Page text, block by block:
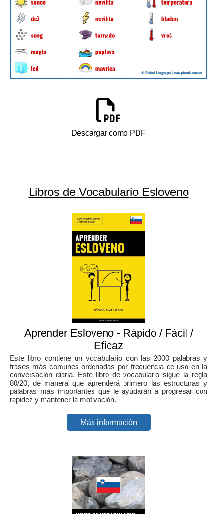
Descargar como PDF
Libros de Vocabulario Esloveno
Aprender Esloveno - Rápido / Fácil /
Eficaz
Este libro contiene un vocabulario con las 2000 palabras y
frases más comunes ordenadas por frecuencia de uso en la
conversación diaria. Este libro de vocabulario sigue la regla
80/20, de manera que aprenderá primero las estructuras y
palabras más importantes que le ayudarán a progresar con
rapidez y mantener la motivación.
Más información